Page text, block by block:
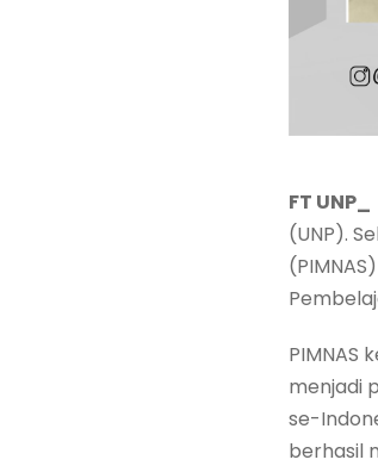
FT UNP_
(UNP).
PIMNAS
menjadi
se-
berhasil